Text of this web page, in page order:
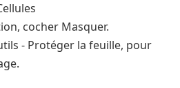
cocher Masquer.
- Protéger la feuille, pour